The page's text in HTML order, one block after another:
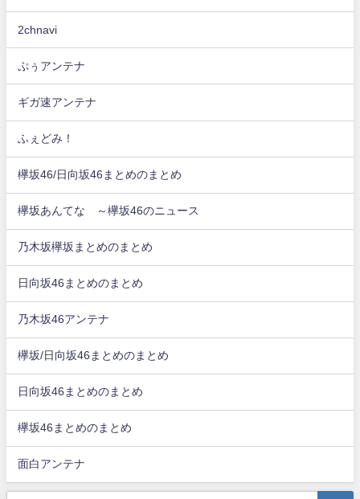
2chnavi
ぷぅアンテナ
ギガ速アンテナ
ふぇどみ！
欅坂46/日向坂46まとめのまとめ
欅坂あんてな ～欅坂46のニュース
乃木坂欅坂まとめのまとめ
日向坂46まとめのまとめ
乃木坂46アンテナ
欅坂/日向坂46まとめのまとめ
日向坂46まとめのまとめ
欅坂46まとめのまとめ
面白アンテナ